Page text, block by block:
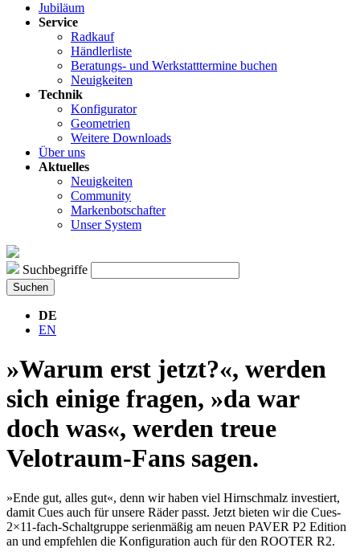
Jubiläum
Service
Radkauf
Händlerliste
Beratungs- und Werkstatttermine buchen
Neuigkeiten
Technik
Konfigurator
Geometrien
Weitere Downloads
Über uns
Aktuelles
Neuigkeiten
Community
Markenbotschafter
Unser System
Suchbegriffe
Suchen
DE
EN
»Warum erst jetzt?«, werden
sich einige fragen, »da war
doch was«, werden treue
Velotraum-Fans sagen.
»Ende gut, alles gut«, denn wir haben viel Hirnschmalz investiert,
damit Cues auch für unsere Räder passt. Jetzt bieten wir die Cues-
2×11-fach-Schaltgruppe serienmäßig am neuen PAVER P2 Edition
an und empfehlen die Konfiguration auch für den ROOTER R2.